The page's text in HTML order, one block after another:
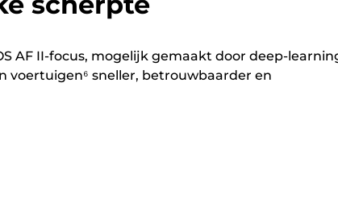
AF II-focus, mogelijk gemaakt door deep-
voertuigen⁶ sneller, betrouwbaarder en